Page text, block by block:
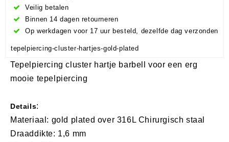
Veilig betalen
Binnen 14 dagen retourneren
Op werkdagen voor 17 uur besteld, dezelfde dag verzonden
tepelpiercing-cluster-hartjes-gold-plated
Tepelpiercing cluster hartje barbell voor een erg
mooie tepelpiercing
Details:
Materiaal: gold plated over 316L Chirurgisch staal
Draaddikte: 1,6 mm